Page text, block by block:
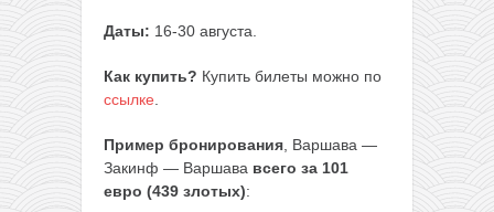
Даты: 16-30 августа.
Как купить? Купить билеты можно по
ссылке.
Пример бронирования, Варшава —
Закинф — Варшава всего за 101
евро (439 злотых):